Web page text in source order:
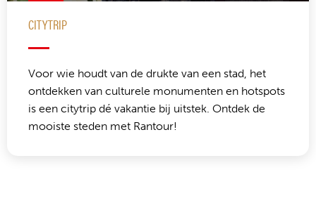
CITYTRIP
Voor wie houdt van de drukte van een stad, het
ontdekken van culturele monumenten en hotspots
is een citytrip dé vakantie bij uitstek. Ontdek de
mooiste steden met Rantour!